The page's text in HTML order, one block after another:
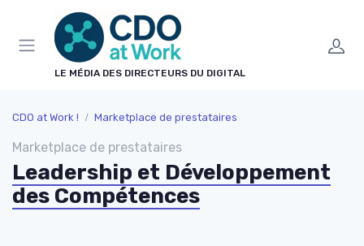
LE MÉDIA DES DIRECTEURS DU DIGITAL
CDO at Work ! Marketplace de prestataires
Marketplace de prestataires
Leadership et Développement
des Compétences
Panneau de gestion des cookies